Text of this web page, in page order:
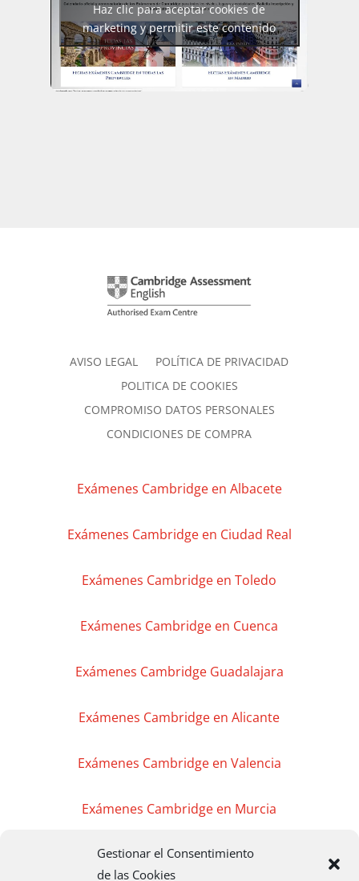
Gestionar el Consentimiento
de las Cookies
Haz clic para aceptar cookies de
marketing y permitir este contenido
AVISO LEGAL
POLÍTICA DE PRIVACIDAD
POLITICA DE COOKIES
COMPROMISO DATOS PERSONALES
CONDICIONES DE COMPRA
Exámenes Cambridge en Albacete
Exámenes Cambridge en Ciudad Real
Exámenes Cambridge en Toledo
Exámenes Cambridge en Cuenca
Exámenes Cambridge Guadalajara
Exámenes Cambridge en Alicante
Exámenes Cambridge en Valencia
Exámenes Cambridge en Murcia
Exámenes Cambridge en Madrid